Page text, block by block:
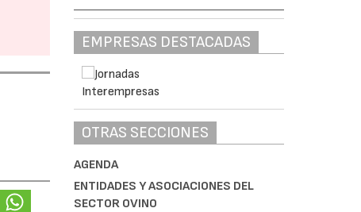
EMPRESAS DESTACADAS
OTRAS SECCIONES
AGENDA
ENTIDADES Y ASOCIACIONES DEL
SECTOR OVINO